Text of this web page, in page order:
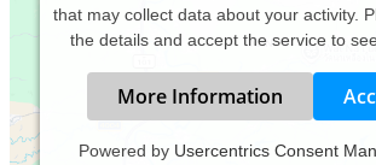
that may collect data about your activity.
the details and accept the service to
More Information
Powered by Usercentrics Consent